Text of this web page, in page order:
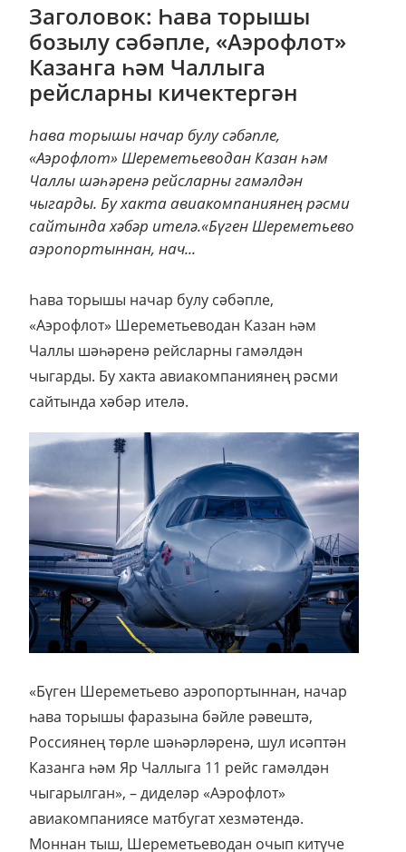
Заголовок: Һава торышы
бозылу сәбәпле, «Аэрофлот»
Казанга һәм Чаллыга
рейсларны кичектергән
Һава торышы начар булу сәбәпле,
«Аэрофлот» Шереметьеводан Казан һәм
Чаллы шәһәренә рейсларны гамәлдән
чыгарды. Бу хакта авиакомпаниянең рәсми
сайтында хәбәр ителә.«Бүген Шереметьево
аэропортыннан, нач...
Һава торышы начар булу сәбәпле,
«Аэрофлот» Шереметьеводан Казан һәм
Чаллы шәһәренә рейсларны гамәлдән
чыгарды. Бу хакта авиакомпаниянең рәсми
сайтында хәбәр ителә.
«Бүген Шереметьево аэропортыннан, начар
һава торышы фаразына бәйле рәвештә,
Россиянең төрле шәһәрләренә, шул исәптән
Казанга һәм Яр Чаллыга 11 рейс гамәлдән
чыгарылган», – диделәр «Аэрофлот»
авиакомпаниясе матбугат хезмәтендә.
Моннан тыш, Шереметьеводан очып китүче